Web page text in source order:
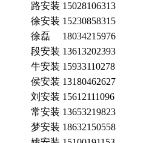
路安装 15028106313
徐安装 15230858315
徐磊
18034215976
段安装 13613202393
牛安装 15933110278
侯安装 13180462627
刘安装 15612111096
常安装 13653219823
梦安装 18632150558